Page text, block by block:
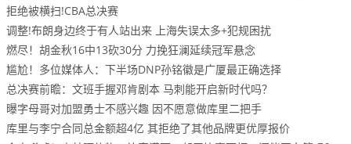
拒绝被横扫!CBA总决赛
调整!布朗身边终于有人站出来 上海失误太多+犯规困扰
燃尽！胡金秋16中13砍30分 力挽狂澜延续冠军悬念
尴尬！多位媒体人：下半场DNP孙铭徽是广厦最正确选择
总决赛前瞻：文班手握邓肯剧本 马刺能开启新时代吗？
曝字母哥对加盟勇士不感兴趣 因不愿意做库里二把手
库里与李宁合同总金额超4亿 其拒绝了其他品牌更优厚报价